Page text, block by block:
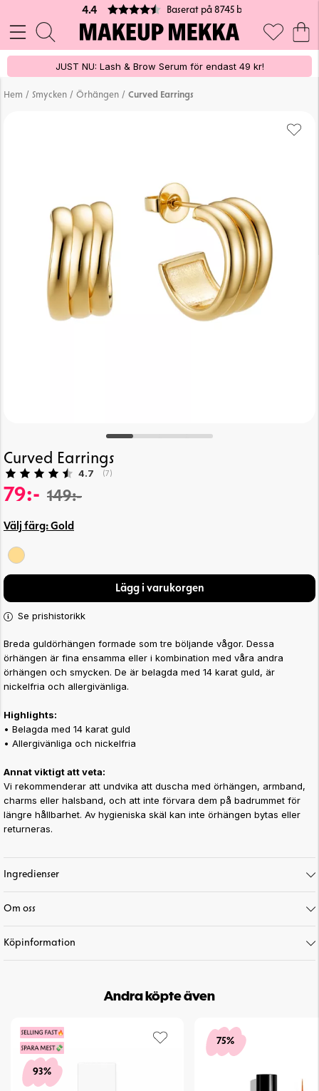
Baserat på 8745 betyg
JUST NU: Lash & Brow Serum för endast 49 kr!
Hem / Smycken / Örhängen / Curved Earrings
Curved Earrings
Snittbetyg:
4.7 (röster:
7)
79:- 149:-
Välj färg:Gold
Lägg i varukorgen
Se prishistorikk
Breda guldörhängen formade som tre böljande vågor. Dessa
örhängen är fina ensamma eller i kombination med våra andra
örhängen och smycken. De är belagda med 14 karat guld, är
nickelfria och allergivänliga.
Highlights:
• Belagda med 14 karat guld
• Allergivänliga och nickelfria
Annat viktigt att veta:
Vi rekommenderar att undvika att duscha med örhängen, armband,
charms eller halsband, och att inte förvara dem på badrummet för
längre hållbarhet. Av hygieniska skäl kan inte örhängen bytas eller
returneras.
Art. nr:65-292
Ingredienser
Om oss
Köpinformation
Andra köpte även
93%
75%